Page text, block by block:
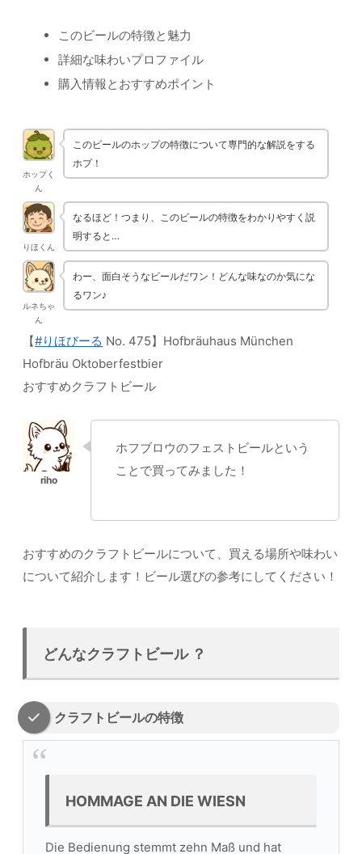
このビールの特徴と魅力
詳細な味わいプロファイル
購入情報とおすすめポイント
ホップく
ん
このビールのホップの特徴について専門的な解説をする
ホプ！
りほくん
なるほど！つまり、このビールの特徴をわかりやすく説
明すると…
ルネちゃ
ん
わー、面白そうなビールだワン！どんな味なのか気にな
るワン♪
【#りほびーる No. 475】Hofbräuhaus München
Hofbräu Oktoberfestbier
おすすめクラフトビール
ホフブロウのフェストビールという
ことで買ってみました！
おすすめのクラフトビールについて、買える場所や味わい
について紹介します！ビール選びの参考にしてください！
どんなクラフトビール ？
クラフトビールの特徴
HOMMAGE AN DIE WIESN
Die Bedienung stemmt zehn Maß und hat